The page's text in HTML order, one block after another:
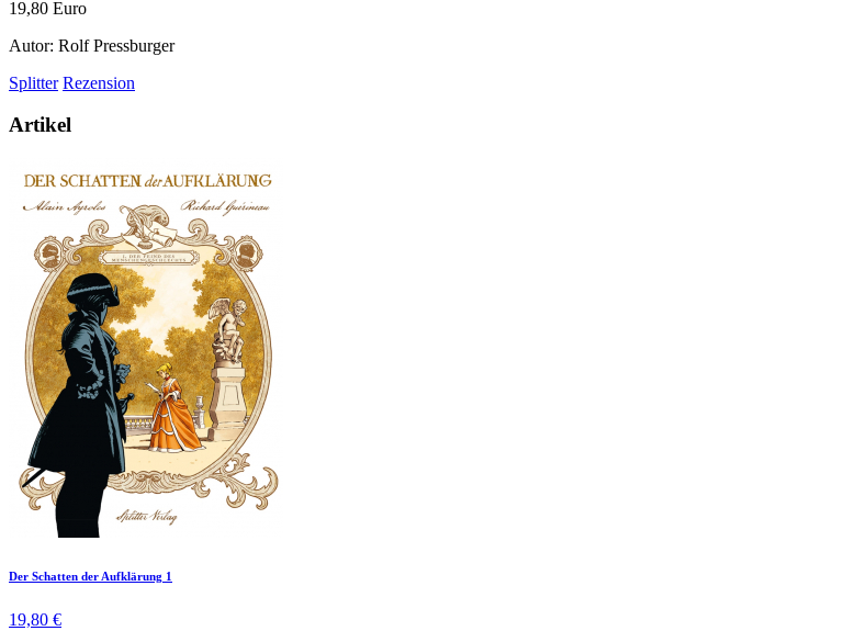
19,80 Euro
Autor: Rolf Pressburger
Splitter Rezension
Artikel
Der Schatten der Aufklärung 1
19,80 €